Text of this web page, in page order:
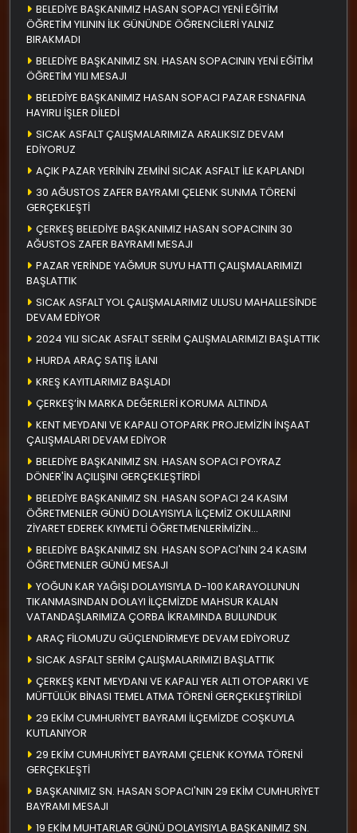
BELEDİYE BAŞKANIMIZ HASAN SOPACI YENİ EĞİTİM
ÖĞRETİM YILININ İLK GÜNÜNDE ÖĞRENCİLERİ YALNIZ
BIRAKMADI
BELEDİYE BAŞKANIMIZ SN. HASAN SOPACININ YENİ EĞİTİM
ÖĞRETİM YILI MESAJI
BELEDİYE BAŞKANIMIZ HASAN SOPACI PAZAR ESNAFINA
HAYIRLI İŞLER DİLEDİ
SICAK ASFALT ÇALIŞMALARIMIZA ARALIKSIZ DEVAM
EDİYORUZ
AÇIK PAZAR YERİNİN ZEMİNİ SICAK ASFALT İLE KAPLANDI
30 AĞUSTOS ZAFER BAYRAMI ÇELENK SUNMA TÖRENİ
GERÇEKLEŞTİ
ÇERKEŞ BELEDİYE BAŞKANIMIZ HASAN SOPACININ 30
AĞUSTOS ZAFER BAYRAMI MESAJI
PAZAR YERİNDE YAĞMUR SUYU HATTI ÇALIŞMALARIMIZI
BAŞLATTIK
SICAK ASFALT YOL ÇALIŞMALARIMIZ ULUSU MAHALLESİNDE
DEVAM EDİYOR
2024 YILI SICAK ASFALT SERİM ÇALIŞMALARIMIZI BAŞLATTIK
HURDA ARAÇ SATIŞ İLANI
KREŞ KAYITLARIMIZ BAŞLADI
ÇERKEŞ’İN MARKA DEĞERLERİ KORUMA ALTINDA
KENT MEYDANI VE KAPALI OTOPARK PROJEMİZİN İNŞAAT
ÇALIŞMALARI DEVAM EDİYOR
BELEDİYE BAŞKANIMIZ SN. HASAN SOPACI POYRAZ
DÖNER'İN AÇILIŞINI GERÇEKLEŞTİRDİ
BELEDİYE BAŞKANIMIZ SN. HASAN SOPACI 24 KASIM
ÖĞRETMENLER GÜNÜ DOLAYISIYLA İLÇEMİZ OKULLARINI
ZİYARET EDEREK KIYMETLİ ÖĞRETMENLERİMİZİN
ÖĞRETMENLER GÜNÜNÜ KUTLADI
BELEDİYE BAŞKANIMIZ SN. HASAN SOPACI'NIN 24 KASIM
ÖĞRETMENLER GÜNÜ MESAJI
YOĞUN KAR YAĞIŞI DOLAYISIYLA D-100 KARAYOLUNUN
TIKANMASINDAN DOLAYI İLÇEMİZDE MAHSUR KALAN
VATANDAŞLARIMIZA ÇORBA İKRAMINDA BULUNDUK
ARAÇ FİLOMUZU GÜÇLENDİRMEYE DEVAM EDİYORUZ
SICAK ASFALT SERİM ÇALIŞMALARIMIZI BAŞLATTIK
ÇERKEŞ KENT MEYDANI VE KAPALI YER ALTI OTOPARKI VE
MÜFTÜLÜK BİNASI TEMEL ATMA TÖRENİ GERÇEKLEŞTİRİLDİ
29 EKİM CUMHURİYET BAYRAMI İLÇEMİZDE COŞKUYLA
KUTLANIYOR
29 EKİM CUMHURİYET BAYRAMI ÇELENK KOYMA TÖRENİ
GERÇEKLEŞTİ
BAŞKANIMIZ SN. HASAN SOPACI'NIN 29 EKİM CUMHURİYET
BAYRAMI MESAJI
19 EKİM MUHTARLAR GÜNÜ DOLAYISIYLA BAŞKANIMIZ SN.